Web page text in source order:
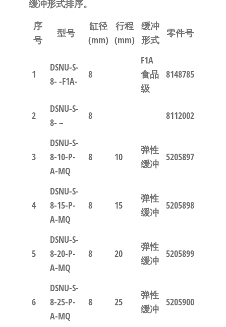
缓冲形式排序。
序
号
型号
缸径
(mm)
行程
(mm)
缓冲
形式
零件号
1
DSNU-S-
8- -F1A-
8
F1A
食品
级
8148785
2
DSNU-S-
8- –
8 8112002
3
DSNU-S-
8-10-P-
A-MQ
8 10
弹性
缓冲
5205897
4
DSNU-S-
8-15-P-
A-MQ
8 15
弹性
缓冲
5205898
5
DSNU-S-
8-20-P-
A-MQ
8 20
弹性
缓冲
5205899
6
DSNU-S-
8-25-P-
A-MQ
8 25
弹性
缓冲
5205900